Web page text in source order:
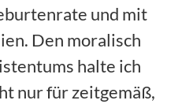
und mit
Den moralisch
halte ich
nur für zeitgemäß,